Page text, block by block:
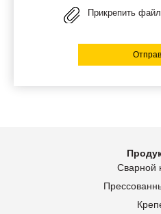
Прикрепить файл
Сварной